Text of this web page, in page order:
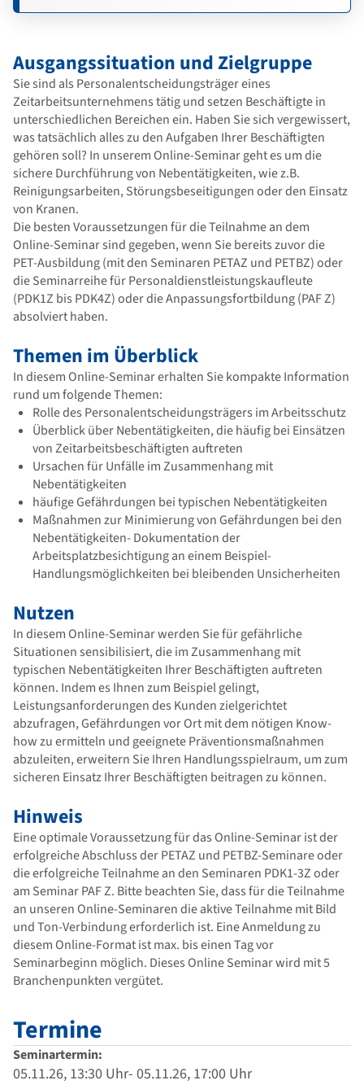
Ausgangssituation und Zielgruppe
Sie sind als Personalentscheidungsträger eines
Zeitarbeitsunternehmens tätig und setzen Beschäftigte in
unterschiedlichen Bereichen ein. Haben Sie sich vergewissert,
was tatsächlich alles zu den Aufgaben Ihrer Beschäftigten
gehören soll? In unserem Online-Seminar geht es um die
sichere Durchführung von Nebentätigkeiten, wie z.B.
Reinigungsarbeiten, Störungsbeseitigungen oder den Einsatz
von Kranen.
Die besten Voraussetzungen für die Teilnahme an dem
Online-Seminar sind gegeben, wenn Sie bereits zuvor die
PET-Ausbildung (mit den Seminaren PETAZ und PETBZ) oder
die Seminarreihe für Personaldienstleistungskaufleute
(PDK1Z bis PDK4Z) oder die Anpassungsfortbildung (PAF Z)
absolviert haben.
Themen im Überblick
In diesem Online-Seminar erhalten Sie kompakte Information
rund um folgende Themen:
Rolle des Personalentscheidungsträgers im Arbeitsschutz
Überblick über Nebentätigkeiten, die häufig bei Einsätzen
von Zeitarbeitsbeschäftigten auftreten
Ursachen für Unfälle im Zusammenhang mit
Nebentätigkeiten
häufige Gefährdungen bei typischen Nebentätigkeiten
Maßnahmen zur Minimierung von Gefährdungen bei den
Nebentätigkeiten- Dokumentation der
Arbeitsplatzbesichtigung an einem Beispiel-
Handlungsmöglichkeiten bei bleibenden Unsicherheiten
Nutzen
In diesem Online-Seminar werden Sie für gefährliche
Situationen sensibilisiert, die im Zusammenhang mit
typischen Nebentätigkeiten Ihrer Beschäftigten auftreten
können. Indem es Ihnen zum Beispiel gelingt,
Leistungsanforderungen des Kunden zielgerichtet
abzufragen, Gefährdungen vor Ort mit dem nötigen Know-
how zu ermitteln und geeignete Präventionsmaßnahmen
abzuleiten, erweitern Sie Ihren Handlungsspielraum, um zum
sicheren Einsatz Ihrer Beschäftigten beitragen zu können.
Hinweis
Eine optimale Voraussetzung für das Online-Seminar ist der
erfolgreiche Abschluss der PETAZ und PETBZ-Seminare oder
die erfolgreiche Teilnahme an den Seminaren PDK1-3Z oder
am Seminar PAF Z. Bitte beachten Sie, dass für die Teilnahme
an unseren Online-Seminaren die aktive Teilnahme mit Bild
und Ton-Verbindung erforderlich ist. Eine Anmeldung zu
diesem Online-Format ist max. bis einen Tag vor
Seminarbeginn möglich. Dieses Online Seminar wird mit 5
Branchenpunkten vergütet.
Termine
Seminartermin:
05.11.26, 13:30 Uhr- 05.11.26, 17:00 Uhr